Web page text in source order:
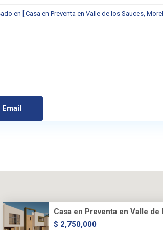
Casa en Preventa en Valle de
$ 2,750,000